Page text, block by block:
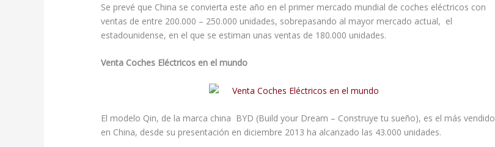
Se prevé que China se convierta este año en el primer mercado mundial de coches eléctricos con
ventas de entre 200.000 – 250.000 unidades, sobrepasando al mayor mercado actual, el
estadounidense, en el que se estiman unas ventas de 180.000 unidades.
Venta Coches Eléctricos en el mundo
El modelo Qin, de la marca china BYD (Build your Dream – Construye tu sueño), es el más vendido
en China, desde su presentación en diciembre 2013 ha alcanzado las 43.000 unidades.